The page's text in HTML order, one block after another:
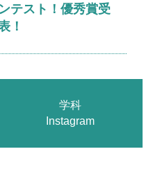
テスト！優秀賞受
！
学科
Instagram